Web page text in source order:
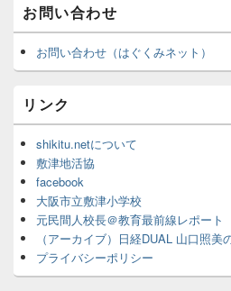
お問い合わせ
お問い合わせ（はぐくみネット）
リンク
shikitu.netについて
敷津地活協
facebook
大阪市立敷津小学校
元民間人校長＠教育最前線レポート
（アーカイブ）日経DUAL 山口照
プライバシーポリシー